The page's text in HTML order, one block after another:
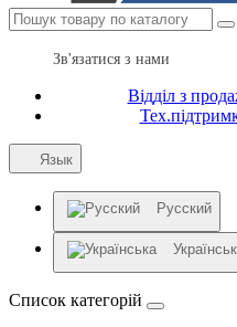
Зв'язатися з нами
Відділ з
Язык
Русский
Список категорій